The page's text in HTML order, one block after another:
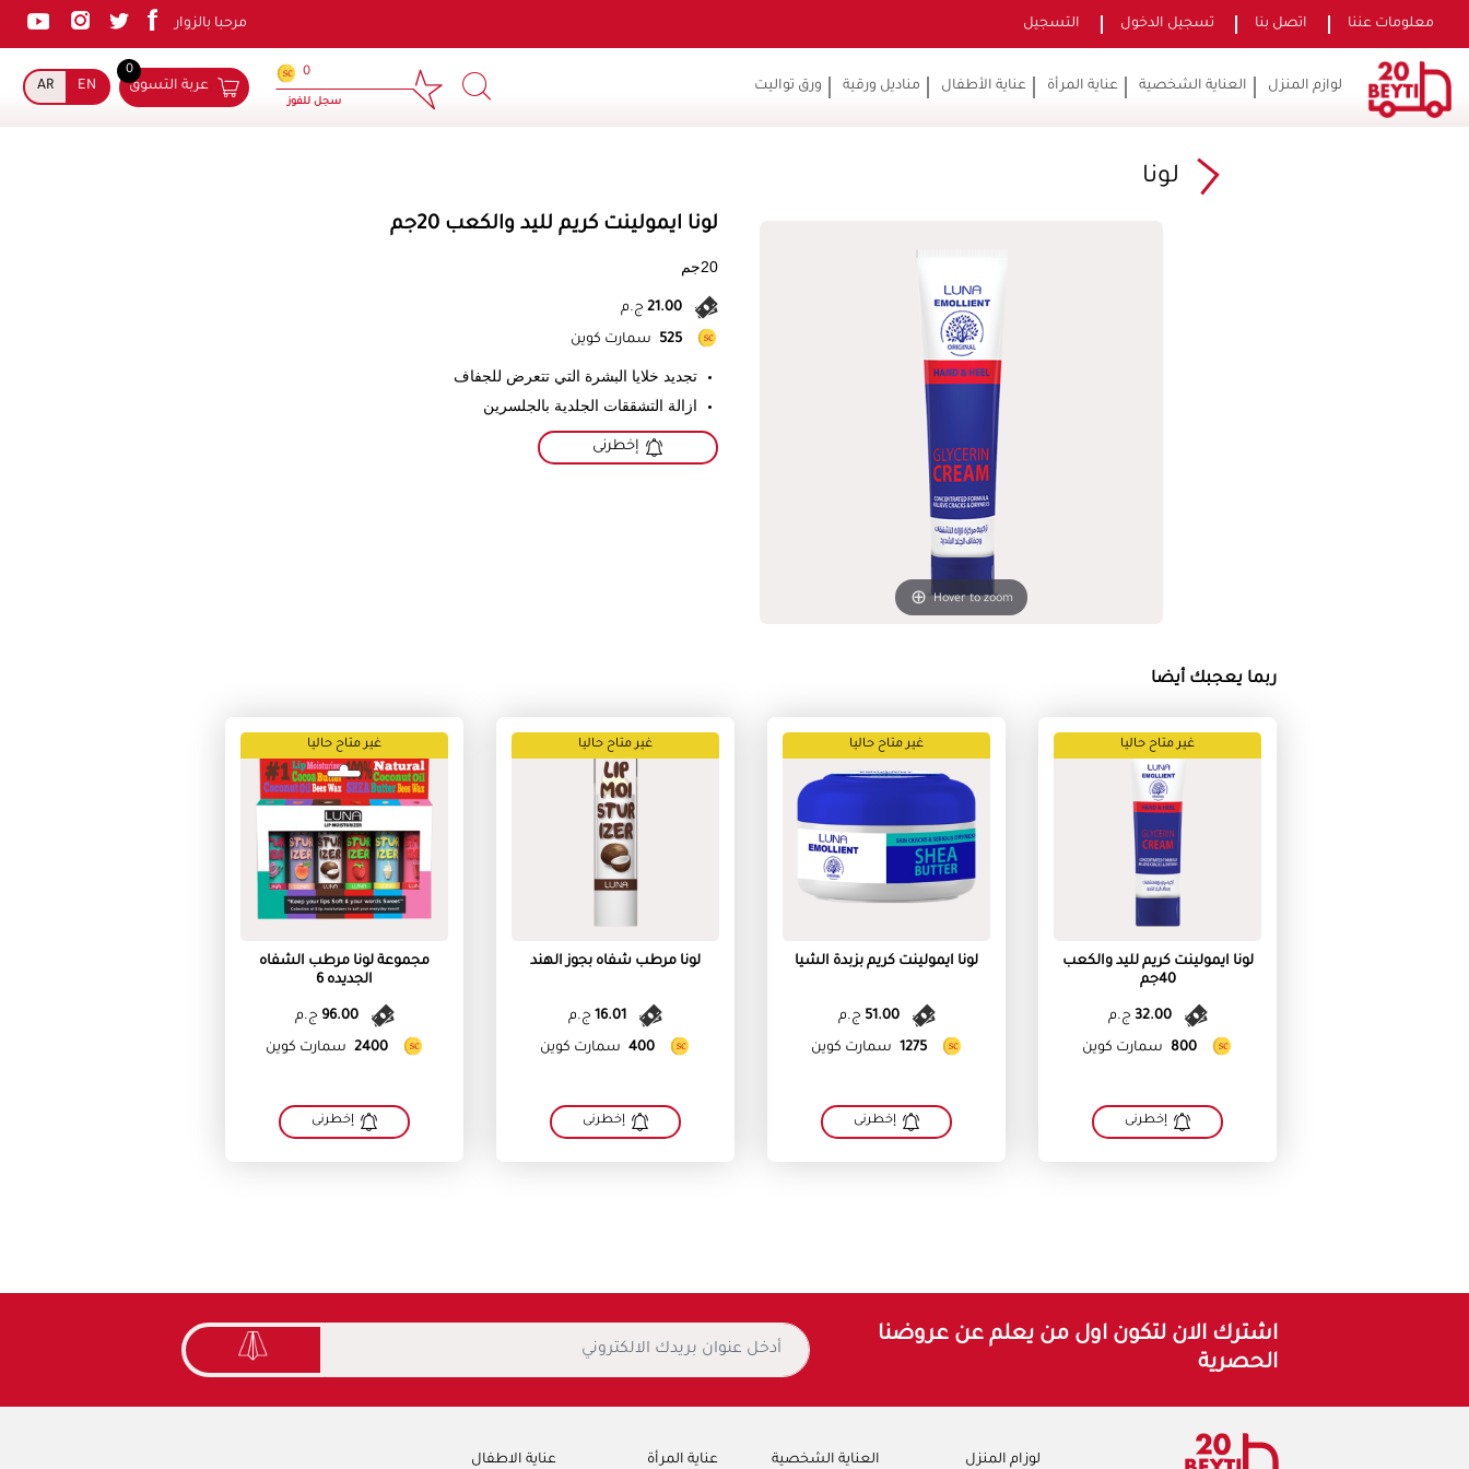
معلومات عننا اتصل بنا تسجيل الدخول التسجيل مرحبا بالزوار
لوازم المنزل العناية الشخصية عناية المرأة عناية الأطفال مناديل ورقية ورق تواليت
0
سجل للفوز
0
عربة التسوق
×
EN
AR
لونا
Hover to zoom
لونا ايمولينت كريم لليد والكعب 20جم
20جم
21.00 ج.م
525 سمارت كوين
تجديد خلايا البشرة التي تتعرض للجفاف
ازالة التشققات الجلدية بالجلسرين
إخطرنى
ربما يعجبك أيضا
غير متاح حاليا
لونا ايمولينت كريم لليد والكعب
40جم
32.00 ج.م
800 سمارت كوين
إخطرنى
غير متاح حاليا
لونا ايمولينت كريم بزبدة الشيا
51.00 ج.م
1275 سمارت كوين
إخطرنى
غير متاح حاليا
لونا مرطب شفاه بجوز الهند
16.01 ج.م
400 سمارت كوين
إخطرنى
غير متاح حاليا
مجموعة لونا مرطب الشفاه
الجديده 6
96.00 ج.م
2400 سمارت كوين
إخطرنى
اشترك الان لتكون اول من يعلم عن عروضنا
الحصرية
لوزام المنزل العناية الشخصية عناية المرأة عناية الاطفال